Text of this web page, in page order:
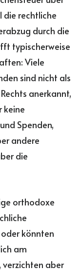
die rechtliche
durch die
typischerweise
Viele
sind nicht als
anerkannt,
keine
Spenden,
andere
die
orthodoxe
könnten
am
verzichten aber